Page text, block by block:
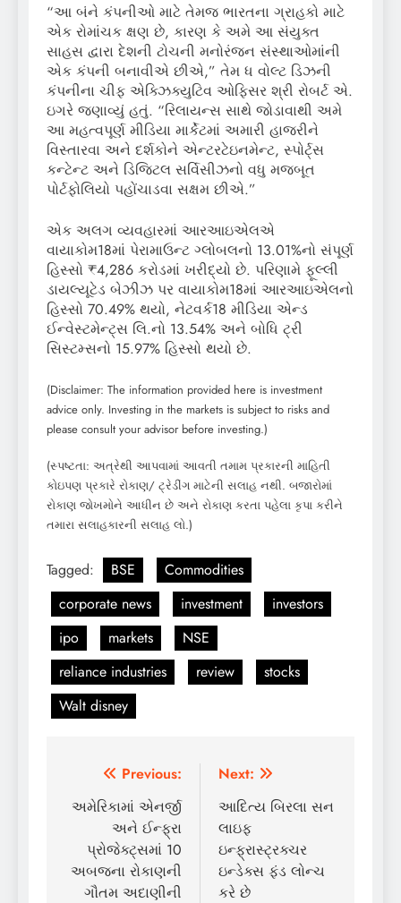
“આ બંને કંપનીઓ માટે તેમજ ભારતના ગ્રાહકો માટે
એક રોમાંચક ક્ષણ છે, કારણ કે અમે આ સંયુક્ત
સાહસ દ્વારા દેશની ટોચની મનોરંજન સંસ્થાઓમાંની
એક કંપની બનાવીએ છીએ,” તેમ ધ વોલ્ટ ડિઝની
કંપનીના ચીફ એક્ઝિક્યુટિવ ઓફિસર શ્રી રોબર્ટ એ.
ઇગરે જણાવ્યું હતું. “રિલાયન્સ સાથે જોડાવાથી અમે
આ મહત્વપૂર્ણ મીડિયા માર્કેટમાં અમારી હાજરીને
વિસ્તારવા અને દર્શકોને એન્ટરટેઇનમેન્ટ, સ્પોર્ટ્સ
કન્ટેન્ટ અને ડિજિટલ સર્વિસીઝનો વધુ મજબૂત
પોર્ટફોલિયો પહોંચાડવા સક્ષમ છીએ.”
એક અલગ વ્યવહારમાં આરઆઇએલએ
વાયાકોમ18માં પેરામાઉન્ટ ગ્લોબલનો 13.01%નો સંપૂર્ણ
હિસ્સો ₹4,286 કરોડમાં ખરીદ્યો છે. પરિણામે ફૂલ્લી
ડાયલ્યૂટેડ બેઝીઝ પર વાયાકોમ18માં આરઆઇએલનો
હિસ્સો 70.49% થયો, નેટવર્ક18 મીડિયા એન્ડ
ઈન્વેસ્ટમેન્ટ્સ લિ.નો 13.54% અને બોધિ ટ્રી
સિસ્ટમ્સનો 15.97% હિસ્સો થયો છે.
(Disclaimer: The information provided here is investment
advice only. Investing in the markets is subject to risks and
please consult your advisor before investing.)
(સ્પષ્ટતા: અત્રેથી આપવામાં આવતી તમામ પ્રકારની માહિતી
કોઇપણ પ્રકારે રોકાણ/ ટ્રેડીંગ માટેની સલાહ નથી. બજારોમાં
રોકાણ જોખમોને આધીન છે અને રોકાણ કરતા પહેલા કૃપા કરીને
તમારા સલાહકારની સલાહ લો.)
Tagged: BSE
Commodities
corporate news
investment
investors
ipo
markets
NSE
reliance industries
review
stocks
Walt disney
Post
navigation
Previous:
અમેરિકામાં એનર્જી
અને ઈન્ફ્રા
પ્રોજેક્ટ્સમાં 10
અબજના રોકાણની
ગૌતમ અદાણીની
Next:
આદિત્ય બિરલા સન
લાઇફ
ઇન્ફ્રાસ્ટ્રક્ચર
ઇન્ડેક્સ ફંડ લોન્ચ
કરે છે